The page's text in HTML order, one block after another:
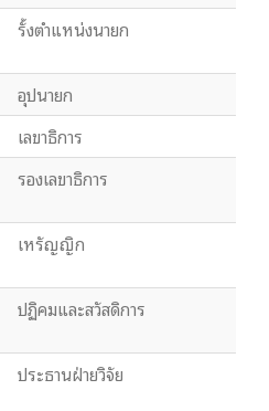
รั้งตำแหน่งนายก
อุปนายก
เลขาธิการ
รองเลขาธิการ
เหรัญญิก
ปฏิคมและสวัสดิการ
ประธานฝ่ายวิจัย